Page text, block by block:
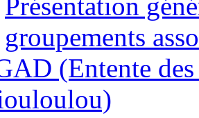
groupements
(Entente